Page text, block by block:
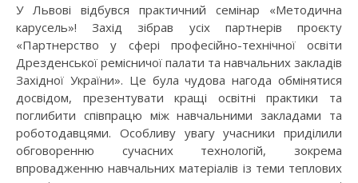
У Львові відбувся практичний семінар «Методична
карусель»! Захід зібрав усіх партнерів проєкту
«Партнерство у сфері професійно-технічної освіти
Дрезденської ремісничої палати та навчальних закладів
Західної України». Це була чудова нагода обмінятися
досвідом, презентувати кращі освітні практики та
поглибити співпрацю між навчальними закладами та
роботодавцями. Особливу увагу учасники приділили
обговоренню сучасних технологій, зокрема
впровадженню навчальних матеріалів із теми теплових